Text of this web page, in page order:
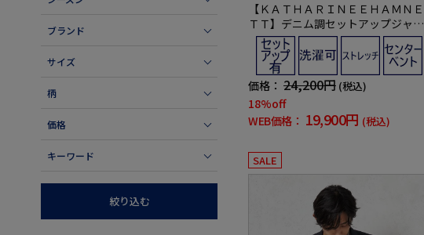
ブランド
サイズ
柄
価格
キーワード
絞り込む
【ＫＡＴＨＡＲＩＮＥＥＨＡＭＮＥ
ＴＴ】デニム調セットアップジャケ
ットキャサリンＥハムネットウォッ
シャブルストレッチ春夏
価格： 24,200円 (税込)
18%off
WEB価格： 19,900円 (税込)
SALE